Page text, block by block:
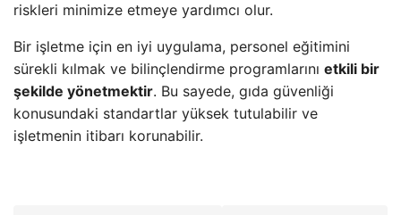
riskleri minimize etmeye yardımcı olur.
Bir işletme için en iyi uygulama, personel eğitimini
sürekli kılmak ve bilinçlendirme programlarını etkili bir
şekilde yönetmektir. Bu sayede, gıda güvenliği
konusundaki standartlar yüksek tutulabilir ve
işletmenin itibarı korunabilir.